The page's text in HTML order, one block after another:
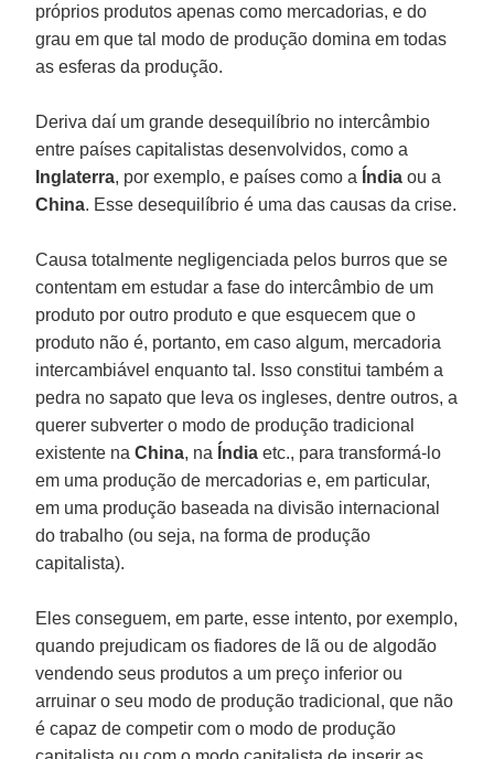
próprios produtos apenas como mercadorias, e do
grau em que tal modo de produção domina em todas
as esferas da produção.
Deriva daí um grande desequilíbrio no intercâmbio
entre países capitalistas desenvolvidos, como a
Inglaterra, por exemplo, e países como a Índiaou a
China. Esse desequilíbrio é uma das causas da crise.
Causa totalmente negligenciada pelos burros que se
contentam em estudar a fase do intercâmbio de um
produto por outro produto e que esquecem que o
produto não é, portanto, em caso algum, mercadoria
intercambiável enquanto tal. Isso constitui também a
pedra no sapato que leva os ingleses, dentre outros, a
querer subverter o modo de produção tradicional
existente naChina, na Índiaetc., para transformá-lo
em uma produção de mercadorias e, em particular,
em uma produção baseada na divisão internacional
do trabalho (ou seja, na forma de produção
capitalista).
Eles conseguem, em parte, esse intento, por exemplo,
quando prejudicam os fiadores de lã ou de algodão
vendendo seus produtos a um preço inferior ou
arruinar o seu modo de produção tradicional, que não
é capaz de competir com o modo de produção